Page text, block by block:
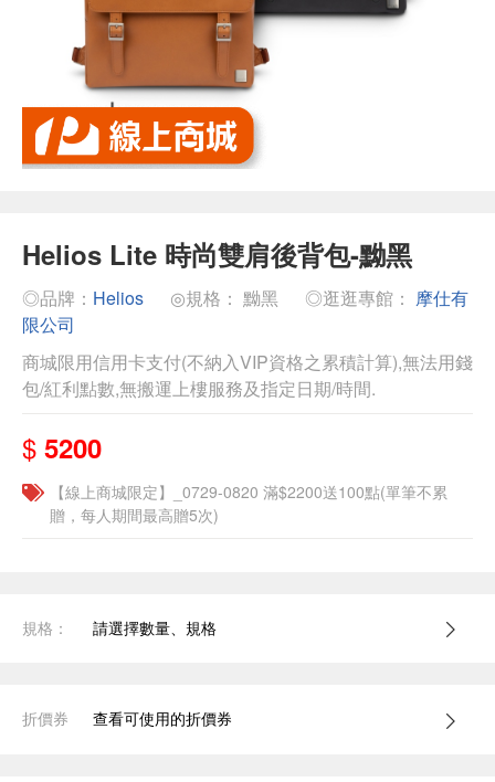
Helios Lite 時尚雙肩後背包-黝黑
◎品牌： Helios ◎規格： 黝黑 ◎逛逛專館： 摩仕有
限公司
商城限用信用卡支付(不納入VIP資格之累積計算),無法用錢
包/紅利點數,無搬運上樓服務及指定日期/時間.
$ 5200
【線上商城限定】_0729-0820 滿$2200送100點(單筆不累
贈，每人期間最高贈5次)
規格： 請選擇數量、規格
折價券 查看可使用的折價券